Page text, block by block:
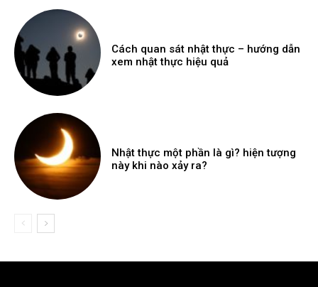
Cách quan sát nhật thực – hướng dẫn
xem nhật thực hiệu quả
Nhật thực một phần là gì? hiện tượng
này khi nào xảy ra?